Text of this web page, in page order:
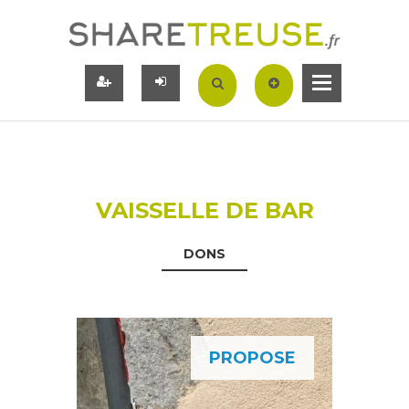
VAISSELLE DE BAR
DONS
PROPOSE